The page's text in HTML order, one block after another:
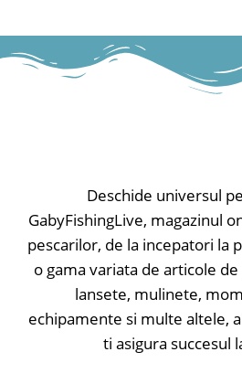
pana la 1.5 metri adâncime prin
recuperări lente sau rapide. Va
funcționa oriunde, în orice moment.
bună
îi
de
✅
✅
Deschide universul
GabyFishingLive, magazinul
pescarilor, de la incepatori la
o gama variata de articole
lansete, mulinete,
echipamente si multe altele,
ti asigura succesul